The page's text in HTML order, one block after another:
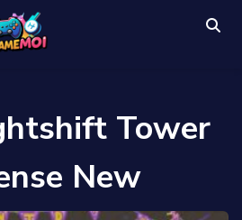
Tower
New